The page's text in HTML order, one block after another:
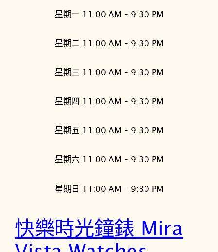
星期一 11:00 AM – 9:30 PM
星期二 11:00 AM – 9:30 PM
星期三 11:00 AM – 9:30 PM
星期四 11:00 AM – 9:30 PM
星期五 11:00 AM – 9:30 PM
星期六 11:00 AM – 9:30 PM
星期日 11:00 AM – 9:30 PM
快樂時光鐘錶 Mira